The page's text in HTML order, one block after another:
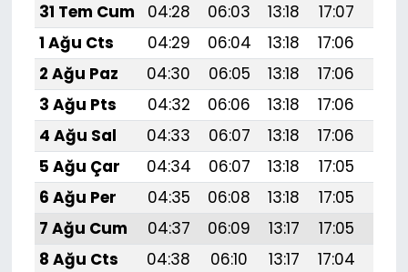
31 Tem Cum
04:28 06:03 13:18 17:07
1 Ağu Cts
04:29 06:04 13:18 17:06
2 Ağu Paz
04:30 06:05 13:18 17:06
3 Ağu Pts
04:32 06:06 13:18 17:06
4 Ağu Sal
04:33 06:07 13:18 17:06
5 Ağu Çar
04:34 06:07 13:18 17:05
6 Ağu Per
04:35 06:08 13:18 17:05
7 Ağu Cum
04:37 06:09 13:17 17:05
8 Ağu Cts
04:38 06:10 13:17 17:04